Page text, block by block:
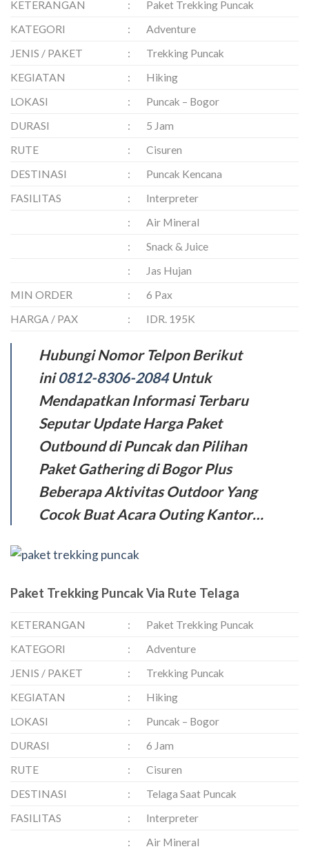
KETERANGAN :
Paket Trekking Puncak
KATEGORI
:
Adventure
JENIS / PAKET
:
Trekking Puncak
KEGIATAN
:
Hiking
LOKASI
:
Puncak – Bogor
DURASI
:
5 Jam
RUTE
:
Cisuren
DESTINASI
:
Puncak Kencana
FASILITAS
:
Interpreter
:
Air Mineral
:
Snack & Juice
:
Jas Hujan
MIN ORDER
:
6 Pax
HARGA / PAX
: IDR. 195K
Hubungi Nomor Telpon Berikut
ini0812-8306-2084Untuk
Mendapatkan Informasi Terbaru
Seputar Update Harga Paket
Outbound di Puncak dan Pilihan
Paket Gathering di Bogor Plus
Beberapa Aktivitas Outdoor Yang
Cocok Buat Acara Outing Kantor…
Paket Trekking Puncak Via Rute Telaga
KETERANGAN :
Paket Trekking Puncak
KATEGORI
:
Adventure
JENIS / PAKET
:
Trekking Puncak
KEGIATAN
:
Hiking
LOKASI
:
Puncak – Bogor
DURASI
:
6 Jam
RUTE
:
Cisuren
DESTINASI
:
Telaga Saat Puncak
FASILITAS
:
Interpreter
:
Air Mineral